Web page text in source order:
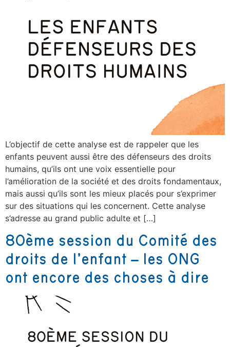
L’objectif de cette analyse est de rappeler que les
enfants peuvent aussi être des défenseurs des droits
humains, qu’ils ont une voix essentielle pour
l’amélioration de la société et des droits fondamentaux,
mais aussi qu’ils sont les mieux placés pour s’exprimer
sur des situations qui les concernent. Cette analyse
s’adresse au grand public adulte et […]
80ème session du Comité des
droits de l’enfant – les ONG
ont encore des choses à dire